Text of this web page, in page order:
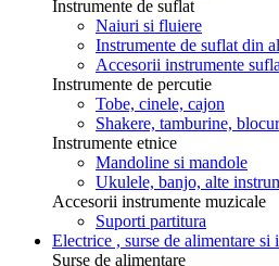
Instrumente de suflat
Naiuri si fluiere
Instrumente de suflat din
Accesorii instrumente
Instrumente de percutie
Tobe, cinele, cajon
Shakere, tamburine,
Instrumente etnice
Mandoline si mandole
Ukulele, banjo, alte
Accesorii instrumente muzicale
Suporti partitura
Electrice , surse de alimentare si
Surse de alimentare